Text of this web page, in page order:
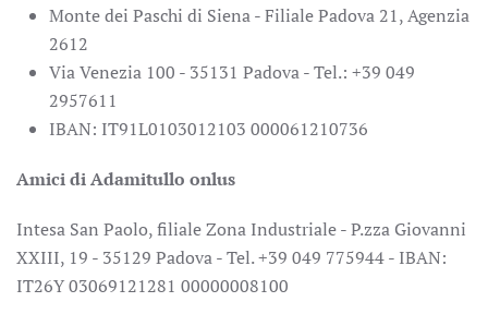
Monte dei Paschi di Siena - Filiale Padova 21, Agenzia
2612
Via Venezia 100 - 35131 Padova - Tel.: +39 049
2957611
IBAN: IT91L0103012103 000061210736
Amici di Adamitullo onlus
Intesa San Paolo, filiale Zona Industriale - P.zza Giovanni
XXIII, 19 - 35129 Padova - Tel. +39 049 775944 - IBAN:
IT26Y 03069121281 00000008100